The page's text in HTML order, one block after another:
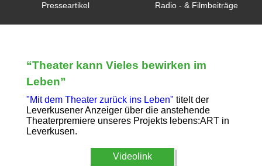
Presseartikel Radio - & Filmbeiträge
“Theater kann Vieles bewirken im
Leben”
"Mit dem Theater zurück ins Leben" titelt der
Leverkusener Anzeiger über die anstehende
Theaterpremiere unseres Projekts lebens:ART in
Leverkusen.
Videolink